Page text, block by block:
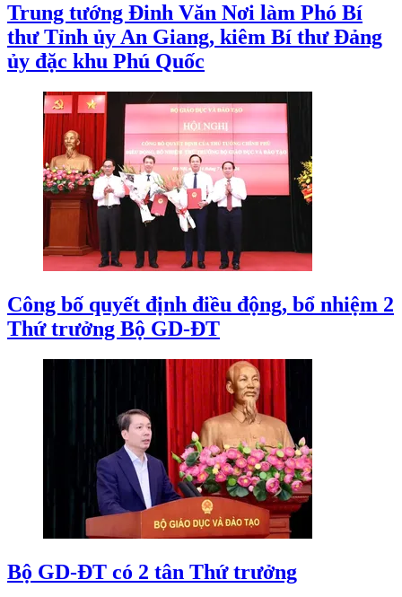
Trung tướng Đinh Văn Nơi làm Phó Bí
thư Tỉnh ủy An Giang, kiêm Bí thư Đảng
ủy đặc khu Phú Quốc
Công bố quyết định điều động, bổ nhiệm 2
Thứ trưởng Bộ GD-ĐT
Bộ GD-ĐT có 2 tân Thứ trưởng